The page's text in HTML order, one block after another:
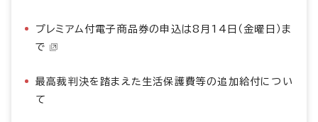
プレミアム付電子商品券の申込は8月14日（金曜日）ま
で
最高裁判決を踏まえた生活保護費等の追加給付につい
て